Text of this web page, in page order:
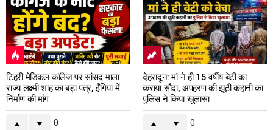
टिहरी मेडिकल कॉलेज पर सांसद माला
राज्य लक्ष्मी शाह का बड़ा पत्र, ईंगियां में
निर्माण की मांग
0
देहरादून: मां ने ही 15 वर्षीय बेटी का
कराया सौदा, अपहरण की झूठी कहानी का
पुलिस ने किया खुलासा
0